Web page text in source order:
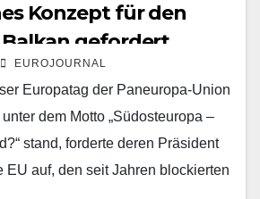
Konzept für den
gefordert
EUROJOURNAL
Europatag der Paneuropa-Union
dem Motto „Südosteuropa –
stand, forderte deren Präsident
EU auf, den seit Jahren blockierten